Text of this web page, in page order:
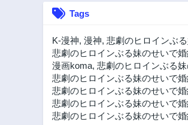
Tags
K-漫神, 漫神, 悲劇のヒロインぶ
悲劇のヒロインぶる妹のせいで
漫画koma, 悲劇のヒロインぶる
悲劇のヒロインぶる妹のせいで
悲劇のヒロインぶる妹のせいで
悲劇のヒロインぶる妹のせいで
悲劇のヒロインぶる妹のせいで